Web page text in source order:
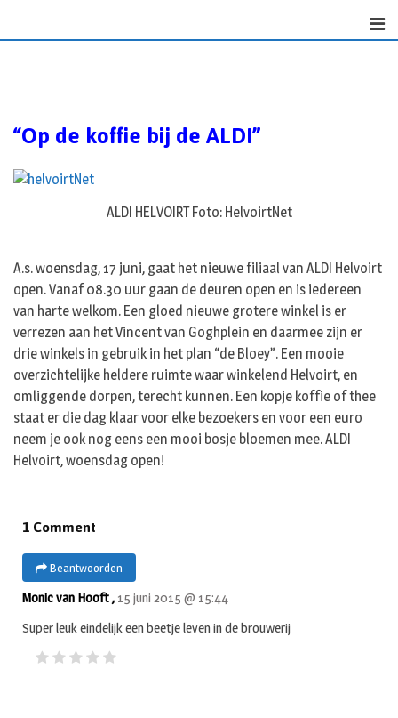
“Op de koffie bij de ALDI”
ALDI HELVOIRT Foto: HelvoirtNet
A.s. woensdag, 17 juni, gaat het nieuwe filiaal van ALDI Helvoirt
open. Vanaf 08.30 uur gaan de deuren open en is iedereen
van harte welkom. Een gloed nieuwe grotere winkel is er
verrezen aan het Vincent van Goghplein en daarmee zijn er
drie winkels in gebruik in het plan “de Bloey”. Een mooie
overzichtelijke heldere ruimte waar winkelend Helvoirt, en
omliggende dorpen, terecht kunnen. Een kopje koffie of thee
staat er die dag klaar voor elke bezoekers en voor een euro
neem je ook nog eens een mooi bosje bloemen mee. ALDI
Helvoirt, woensdag open!
1 Comment
Beantwoorden
Monic van Hooft , 15 juni 2015 @ 15:44
Super leuk eindelijk een beetje leven in de brouwerij